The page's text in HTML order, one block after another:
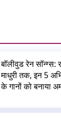
बॉलीवुड रेन सॉन्ग्स:
माधुरी तक, इन 5
के गानों को बनाया